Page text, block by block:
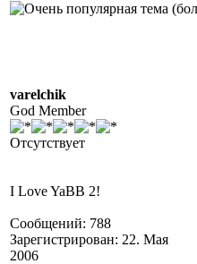
varelchik
God Member
Отсутствует
I Love YaBB 2!
Сообщений: 788
Зарегистрирован: 22. Мая
2006